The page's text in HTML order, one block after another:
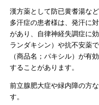
漢方薬として防已黄耆湯な
多汗症の患者様は、発汗に
があり、自律神経失調症に
ランダキシン）や抗不安薬
（商品名；パキシル）が有
することがあります。
前立腺肥大症や緑内障の方
す。